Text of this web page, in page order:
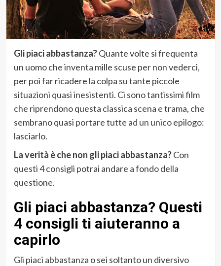
Gli piaci abbastanza?Quante volte si frequenta
un uomo che inventa mille scuse per non vederci,
per poi far ricadere la colpa su tante piccole
situazioni quasi inesistenti. Ci sono tantissimi film
che riprendono questa classica scena e trama, che
sembrano quasi portare tutte ad un unico epilogo:
lasciarlo.
La verità è che non gli piaci abbastanza?Con
questi 4 consigli potrai andare a fondo della
questione.
Gli piaci abbastanza? Questi
4 consigli ti aiuteranno a
capirlo
Gli piaci abbastanza o sei soltanto un diversivo